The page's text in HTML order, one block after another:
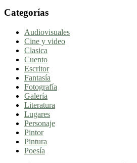
Categorías
Audiovisuales
Cine y video
Clasica
Cuento
Escritor
Fantasía
Fotografía
Galería
Literatura
Lugares
Personaje
Pintor
Pintura
Poesía